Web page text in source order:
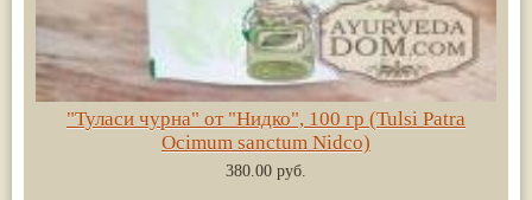
"Туласи чурна" от "Нидко", 100 гр (Tulsi Patra
Ocimum sanctum Nidco)
380.00 руб.